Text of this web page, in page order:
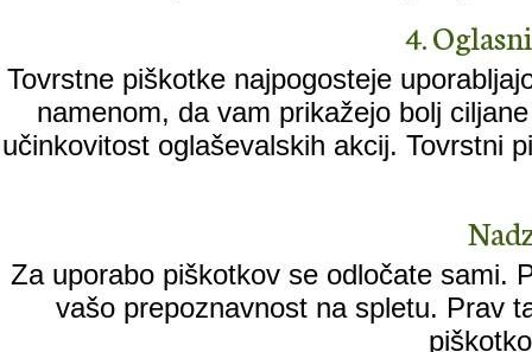
4.
Tovrstne piškotke najpogosteje
namenom, da vam prikažejo bolj
učinkovitost oglaševalskih akcij. Tovrstni
Za uporabo piškotkov se odločate sami.
vašo prepoznavnost na spletu. Prav